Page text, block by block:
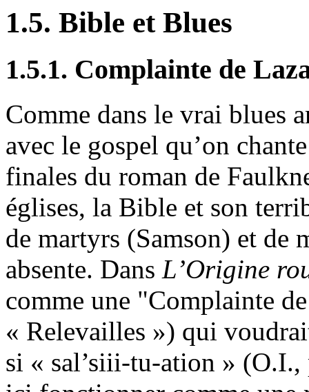
1.5. Bible et Blues
1.5.1. Complainte de
Comme dans le vrai blues
avec le gospel qu’on
finales du roman de
églises, la Bible et son
de martyrs (Samson) et de
absente. Dans L’Origine
comme une "Complainte
« Relevailles ») qui
si « sal’siii-tu-ation »